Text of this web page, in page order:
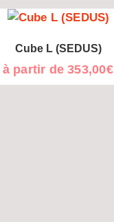
Cube L (SEDUS)
à partir de353,00€